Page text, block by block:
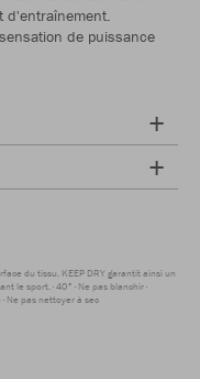
d'entraînement.
de puissance
du tissu. KEEP DRY garantit ainsi un
le sport. 40° Ne pas blanchir
Ne pas nettoyer à sec